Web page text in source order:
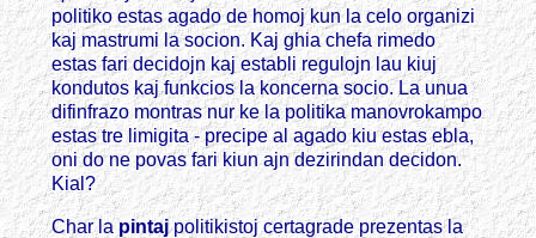
politiko estas agado de homoj kun la celo organizi
kaj mastrumi la socion. Kaj ghia chefa rimedo
estas fari decidojn kaj establi regulojn lau kiuj
kondutos kaj funkcios la koncerna socio. La unua
difinfrazo montras nur ke la politika manovrokampo
estas tre limigita - precipe al agado kiu estas ebla,
oni do ne povas fari kiun ajn dezirindan decidon.
Kial?
Char lapintajpolitikistoj certagrade prezentas la